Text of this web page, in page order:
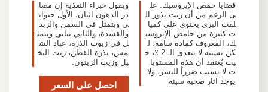
قضايا حمض الإيروسيك. عل
ى الرغم من أن زيت بذور ال
لفت البري يحتوي على كميا
ت كبيرة من حامض الإيروسي
ك، المعروف كمادة سامة، ل
كن نسبته لا تتعدى الـ 2 ٪، ح
يث يُعتقد أن هذه المستويا
ت لا تسبب ضرراً للبشر، ولا
يوجد آثار صحية سيئة
ويقول خبراء التغذية إن مصا
در الدهون اثنان، الأول حيوان
ي ويتمثل في السمن والزبد
والقشدة، والثاني نباتي ويتمث
ل في زيوت الذرة، عباد الش
مس، بذرة القطن، زيت النخ
يل وزيت الزيتون.
احصل على السعر